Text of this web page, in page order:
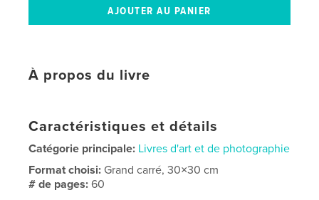
À propos du livre
Caractéristiques et détails
Catégorie principale: Livres d'art et de photographie
Format choisi: Grand carré, 30×30 cm
# de pages:60